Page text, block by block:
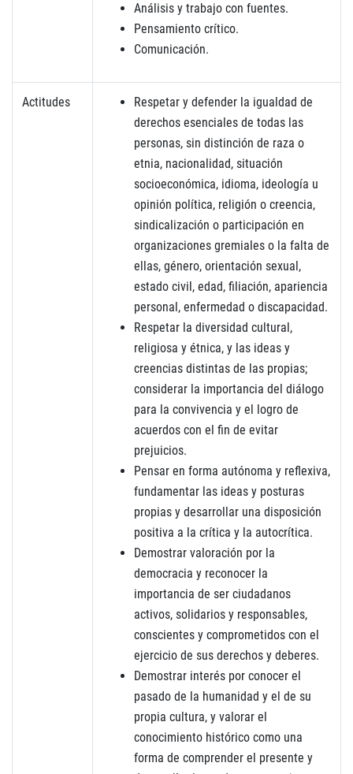
Análisis y trabajo con fuentes.
Pensamiento crítico.
Comunicación.
Actitudes
Respetar y defender la igualdad de
derechos esenciales de todas las
personas, sin distinción de raza o
etnia, nacionalidad, situación
socioeconómica, idioma, ideología u
opinión política, religión o creencia,
sindicalización o participación en
organizaciones gremiales o la falta de
ellas, género, orientación sexual,
estado civil, edad, filiación, apariencia
personal, enfermedad o discapacidad.
Respetar la diversidad cultural,
religiosa y étnica, y las ideas y
creencias distintas de las propias;
considerar la importancia del diálogo
para la convivencia y el logro de
acuerdos con el fin de evitar
prejuicios.
Pensar en forma autónoma y reflexiva,
fundamentar las ideas y posturas
propias y desarrollar una disposición
positiva a la crítica y la autocrítica.
Demostrar valoración por la
democracia y reconocer la
importancia de ser ciudadanos
activos, solidarios y responsables,
conscientes y comprometidos con el
ejercicio de sus derechos y deberes.
Demostrar interés por conocer el
pasado de la humanidad y el de su
propia cultura, y valorar el
conocimiento histórico como una
forma de comprender el presente y